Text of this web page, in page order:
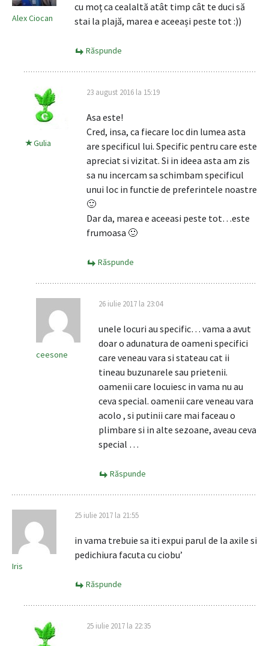
Alex Ciocan
cu moț ca cealaltă atât timp cât te duci să
stai la plajă, marea e aceeași peste tot :))
Răspunde
Gulia
23 august 2016 la 15:19
Asa este!
Cred, insa, ca fiecare loc din lumea asta
are specificul lui. Specific pentru care este
apreciat si vizitat. Si in ideea asta am zis
sa nu incercam sa schimbam specificul
unui loc in functie de preferintele noastre
🙂
Dar da, marea e aceeasi peste tot…este
frumoasa 🙂
Răspunde
ceesone
26 iulie 2017 la 23:04
unele locuri au specific… vama a avut
doar o adunatura de oameni specifici
care veneau vara si stateau cat ii
tineau buzunarele sau prietenii.
oamenii care locuiesc in vama nu au
ceva special. oamenii care veneau vara
acolo , si putinii care mai faceau o
plimbare si in alte sezoane, aveau ceva
special …
Răspunde
Iris
25 iulie 2017 la 21:55
in vama trebuie sa iti expui parul de la axile si
pedichiura facuta cu ciobu’
Răspunde
25 iulie 2017 la 22:35